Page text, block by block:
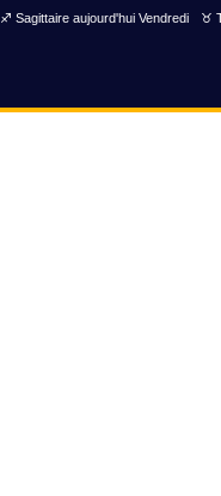
♐ Sagittaire aujourd'hui Vendredi ♉